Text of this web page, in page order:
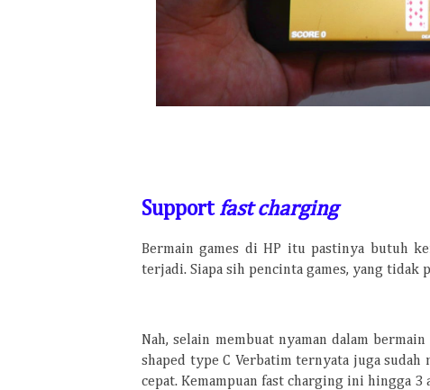
Support fastcharging
Bermain games di HP itu pastinya butuh
terjadi. Siapa sih pencinta games, yang tidak
Nah, selain membuat nyaman dalam
shaped type C Verbatim ternyata juga sudah
cepat. Kemampuan fast charging ini hingga